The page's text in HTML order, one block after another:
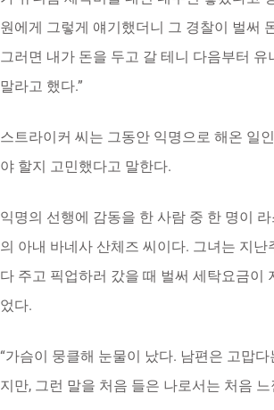
원에게 그렇게 얘기했더니 그 경찰이 벌써
그러면 내가 돈을 두고 갈 테니 다음부터 유
말라고 했다.”
스트라이커 씨는 그동안 익명으로 해온 일
야 할지 고민했다고 말한다.
익명의 선행에 감동을 한 사람 중 한 명이
의 아내 바네사 산체즈 씨이다. 그녀는 지난
다 주고 픽업하러 갔을 때 벌써 세탁요금이
었다.
“가슴이 뭉클해 눈물이 났다. 남편은 고맙
지만, 그런 말을 처음 들은 나로서는 처음 느